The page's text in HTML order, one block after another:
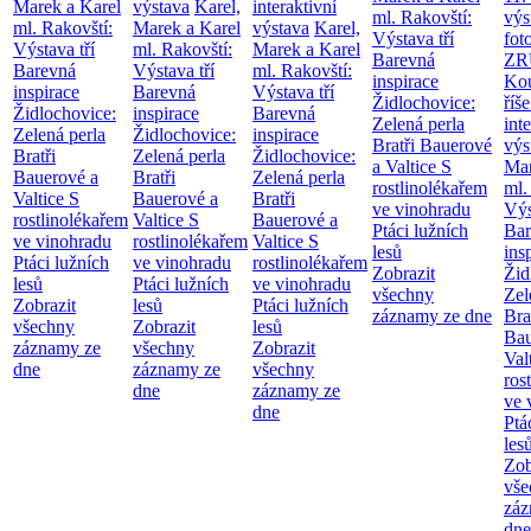
Marek a Karel
ml. Rakovští:
Výstava tří
Barevná
inspirace
Židlochovice:
Zelená perla
Bratři
Bauerové a
Valtice S
rostlinolékařem
ve vinohradu
Ptáci lužních
lesů
Zobrazit
všechny
záznamy ze
dne
výstava Karel,
Marek a Karel
ml. Rakovští:
Výstava tří
Barevná
inspirace
Židlochovice:
Zelená perla
Bratři
Bauerové a
Valtice S
rostlinolékařem
ve vinohradu
Ptáci lužních
lesů
Zobrazit
všechny
záznamy ze
dne
interaktivní
výstava Karel,
Marek a Karel
ml. Rakovští:
Výstava tří
Barevná
inspirace
Židlochovice:
Zelená perla
Bratři
Bauerové a
Valtice S
rostlinolékařem
ve vinohradu
Ptáci lužních
lesů
Zobrazit
všechny
záznamy ze
dne
ml. Rakovští:
Výstava tří
Barevná
inspirace
Židlochovice:
Zelená perla
Bratři Bauerové
a Valtice S
rostlinolékařem
ve vinohradu
Ptáci lužních
lesů
Zobrazit
všechny
záznamy ze dne
ml.
ve